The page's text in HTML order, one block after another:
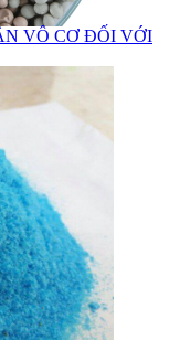
VÔ CƠ ĐỐI VỚI